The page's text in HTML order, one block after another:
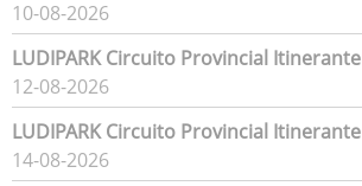
10-08-2026
LUDIPARK Circuito Provincial Itinerante
12-08-2026
LUDIPARK Circuito Provincial Itinerante
14-08-2026